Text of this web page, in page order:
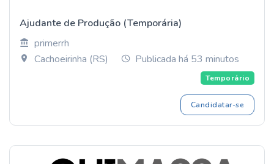
Ajudante de Produção (Temporária)
primerrh
Cachoeirinha (RS)
Publicada há 53 minutos
Temporário
Candidatar-se